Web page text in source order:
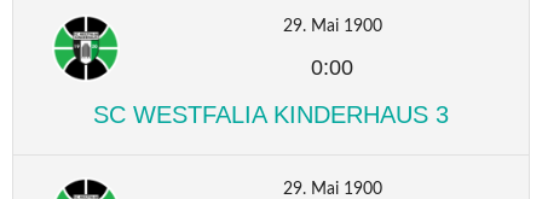
29. Mai 1900
0:00
SC WESTFALIA KINDERHAUS 3
29. Mai 1900